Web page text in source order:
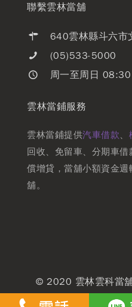
聯繫雲林當舖
640雲林縣斗六市
(05)533-5000
周一至周日
雲林當鋪服務
雲林當鋪提供汽車借款、
回收、免留車、分期車
償增貸，當舖小額資金
舖。
© 2020 雲林雲科當